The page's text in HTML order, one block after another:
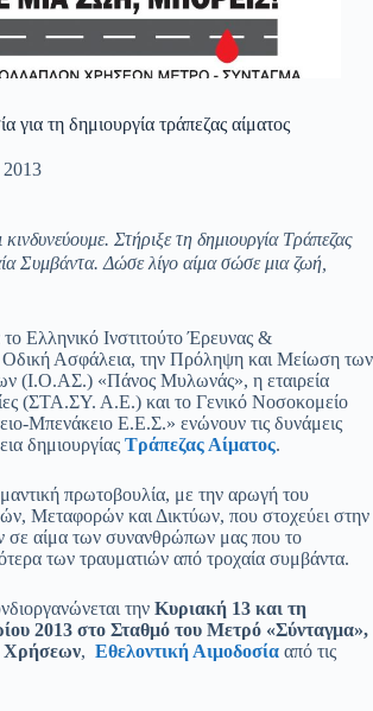
για τη δημιουργία τράπεζας αίματος
Στήριξε τη δημιουργία Τράπεζας
Συμβάντα. Δώσε λίγο αίμα σώσε μια ζωή,
Ελληνικό Ινστιτούτο Έρευνας &
Οδική Ασφάλεια, την Πρόληψη και Μείωση των
(Ι.Ο.ΑΣ.) «Πάνος Μυλωνάς», η εταιρεία
(ΣΤΑ.ΣΥ. Α.Ε.) και το Γενικό Νοσοκομείο
Μπενάκειο Ε.Ε.Σ.» ενώνουν τις δυνάμεις
δημιουργίας Τράπεζας Αίματος.
πρωτοβουλία, με την αρωγή του
Μεταφορών και Δικτύων, που στοχεύει στην
σε αίμα των συνανθρώπων μας που το
των τραυματιών από τροχαία συμβάντα.
την Κυριακή 13 και τη
2013 στο Σταθμό του Μετρό «Σύνταγμα»,
, Εθελοντική Αιμοδοσία από τις